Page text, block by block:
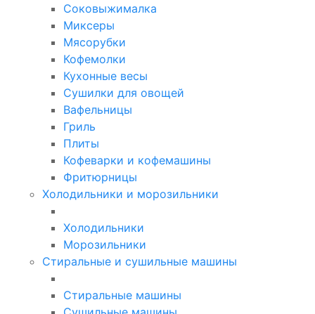
Соковыжималка
Миксеры
Мясорубки
Кофемолки
Кухонные весы
Сушилки для овощей
Вафельницы
Гриль
Плиты
Кофеварки и кофемашины
Фритюрницы
Холодильники и морозильники
Холодильники
Морозильники
Стиральные и сушильные машины
Стиральные машины